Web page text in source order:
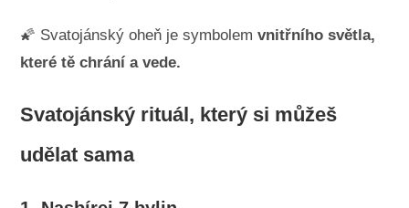
🌠 Svatojánský oheň je symbolemvnitřního světla,
které tě chrání a vede.
Svatojánský rituál, který si můžeš
udělat sama